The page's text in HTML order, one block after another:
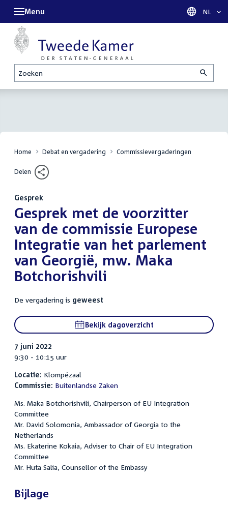
Zoeken
Menu Taal
NL
Home Debat en vergadering Commissievergaderingen
Delen
Gesprek
:Gesprek met de voorzitter
van de commissie Europese
Integratie van het parlement
van Georgië, mw. Maka
Botchorishvili
De vergadering is geweest
Bekijk dagoverzicht
7 juni 2022
9:30 - 10:15 uur
Locatie: Klompézaal
Commissie: Buitenlandse Zaken
Ms. Maka Botchorishvili, Chairperson of EU Integration
Committee
Mr. David Solomonia, Ambassador of Georgia to the
Netherlands
Ms. Ekaterine Kokaia, Adviser to Chair of EU Integration
Committee
Mr. Huta Salia, Counsellor of the Embassy
Bijlage